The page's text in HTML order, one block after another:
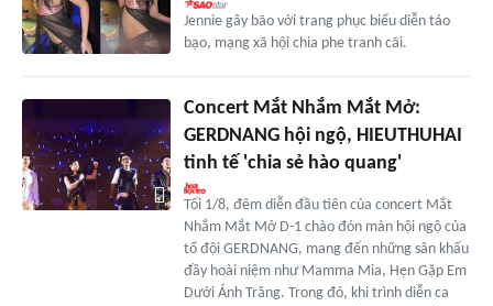
Jennie gây bão với trang phục biểu diễn táo
bạo, mạng xã hội chia phe tranh cãi.
Concert Mắt Nhắm Mắt Mở:
GERDNANG hội ngộ, HIEUTHUHAI
tinh tế 'chia sẻ hào quang'
Tối 1/8, đêm diễn đầu tiên của concert Mắt
Nhắm Mắt Mở D-1 chào đón màn hội ngộ của
tổ đội GERDNANG, mang đến những sân khấu
đầy hoài niệm như Mamma Mia, Hẹn Gặp Em
Dưới Ánh Trăng. Trong đó, khi trình diễn ca